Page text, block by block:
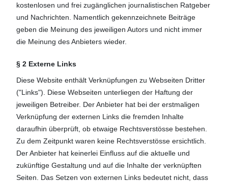
kostenlosen und frei zugänglichen journalistischen Ratgeber
und Nachrichten. Namentlich gekennzeichnete Beiträge
geben die Meinung des jeweiligen Autors und nicht immer
die Meinung des Anbieters wieder.
§ 2 Externe Links
Diese Website enthält Verknüpfungen zu Webseiten Dritter
("Links"). Diese Webseiten unterliegen der Haftung der
jeweiligen Betreiber. Der Anbieter hat bei der erstmaligen
Verknüpfung der externen Links die fremden Inhalte
daraufhin überprüft, ob etwaige Rechtsverstösse bestehen.
Zu dem Zeitpunkt waren keine Rechtsverstösse ersichtlich.
Der Anbieter hat keinerlei Einfluss auf die aktuelle und
zukünftige Gestaltung und auf die Inhalte der verknüpften
Seiten. Das Setzen von externen Links bedeutet nicht, dass